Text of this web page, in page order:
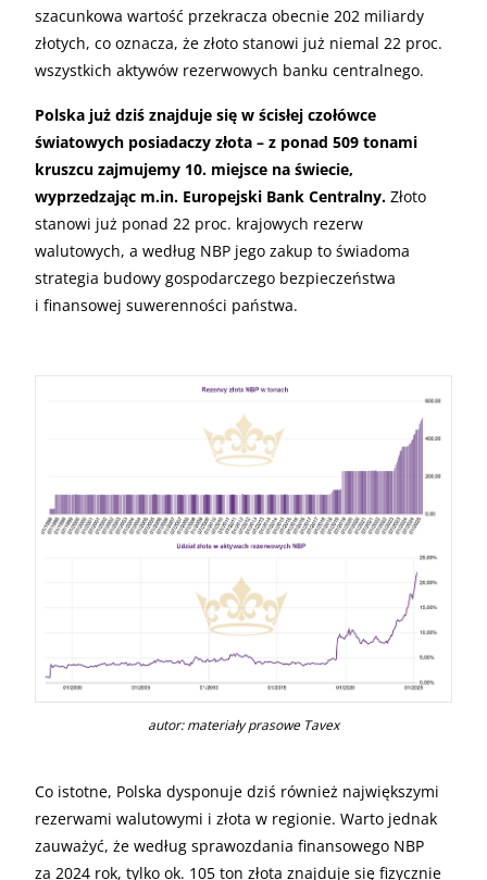
szacunkowa wartość przekracza obecnie 202 miliardy
złotych, co oznacza, że złoto stanowi już niemal 22 proc.
wszystkich aktywów rezerwowych banku centralnego.
Polska już dziś znajduje się w ścisłej czołówce
światowych posiadaczy złota – z ponad 509 tonami
kruszcu zajmujemy 10. miejsce na świecie,
wyprzedzając m.in. Europejski Bank Centralny. Złoto
stanowi już ponad 22 proc. krajowych rezerw
walutowych, a według NBP jego zakup to świadoma
strategia budowy gospodarczego bezpieczeństwa
i finansowej suwerenności państwa.
autor: materiały prasowe Tavex
Co istotne, Polska dysponuje dziś również największymi
rezerwami walutowymi i złota w regionie. Warto jednak
zauważyć, że według sprawozdania finansowego NBP
za 2024 rok, tylko ok. 105 ton złota znajduje się fizycznie